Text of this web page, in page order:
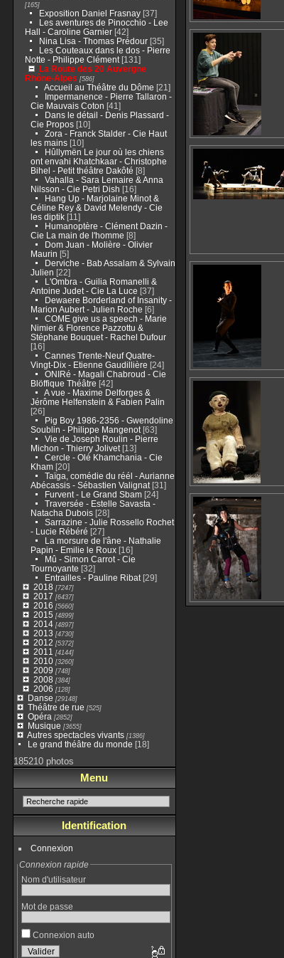
[165]
Exposition Daniel Frasnay[37]
Les aventures de Pinocchio - Lee
Hall - Caroline Garnier [42]
Nina Lisa - Thomas Prédour[35]
Les Couteaux dans le dos - Pierre
Notte - Philippe Clément[131]
La Route des 20 Auvergne
Rhône-Alpes [586]
Accueil au Théâtre du Dôme [21]
Impermanence - Pierre Tallaron -
Cie Mauvais Coton [41]
Dans le détail - Denis Plassard -
Cie Propos[10]
Zora - Franck Stalder - Cie Haut
les mains[10]
Hûllymën Le jour où les chiens
ont envahi Khatchkaar - Christophe
Bihel - Petit théâtre Dakôté [8]
Vahalla - Sara Lemaire & Anna
Nilsson - Cie Petri Dish [16]
Hang Up - Marjolaine Minot &
Céline Rey & David Melendy - Cie
les diptik[11]
Humanoptère - Clément Dazin -
Cie La main de l'homme [8]
Dom Juan - Molière - Olivier
Maurin [5]
Derviche - Bab Assalam & Sylvain
Julien [22]
L'Ombra - Guilia Romanelli &
Antoine Judet - Cie La Luce [37]
Dewaere Borderland of Insanity -
Marion Aubert - Julien Roche [6]
COME give us a speech - Marie
Nimier & Florence Pazzottu &
Stéphane Bouquet - Rachel Dufour
[16]
Cannes Trente-Neuf Quatre-
Vingt-Dix - Etienne Gaudillière [24]
ONIRé - Magali Chabroud - Cie
Blöffique Théâtre [42]
A vue - Maxime Delforges &
Jérôme Helfenstein & Fabien Palin
[26]
Pig Boy 1986-2356 - Gwendoline
Soublin - Philippe Mangenot[63]
Vie de Joseph Roulin - Pierre
Michon - Thierry Jolivet[13]
Cercle - Olé Khamchania - Cie
Kham[20]
Taïga, comédie du réél - Aurianne
Abécassis - Sébastien Valignat[31]
Furvent - Le Grand Sbam[24]
Traversée - Estelle Savasta -
Natacha Dubois[28]
Sarrazine - Julie Rossello Rochet
- Lucie Rébéré [27]
La morsure de l'âne - Nathalie
Papin - Emilie le Roux[16]
Mû - Simon Carrot - Cie
Tournoyante [32]
Entrailles - Pauline Ribat[29]
2018 [7247]
2017 [6437]
2016 [5660]
2015 [4899]
2014[4897]
2013 [4730]
2012 [5372]
2011 [4144]
2010[3260]
2009 [748]
2008 [384]
2006 [128]
Danse [29148]
Théâtre de rue [525]
Opéra [2852]
Musique [3655]
Autres spectacles vivants[1386]
Le grand théâtre du monde [18]
185210 photos
Menu
Identification
Connexion
Connexion rapide
Nom d'utilisateur
Mot de passe
Connexion auto